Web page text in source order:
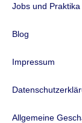
Jobs und Praktika
Blog
Impressum
Allgemeine